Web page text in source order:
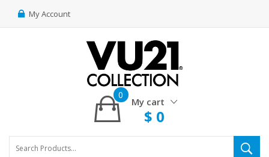
My Account
My cart
0
$ 0